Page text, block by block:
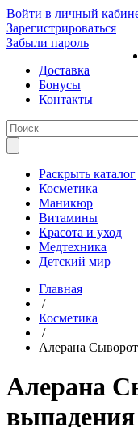
Войти в личный
Зарегистрироваться
Забыли пароль
Доставка
Бонусы
Контакты
Раскрыть каталог
Косметика
Маникюр
Витамины
Красота и уход
Медтехника
Детский мир
Главная
/
Косметика
/
Алерана
Алерана